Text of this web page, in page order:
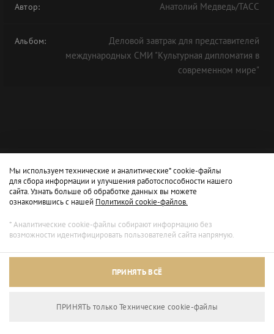
Архивный режим
Автор: Анатолий Медведь/ТАСС
Альбом:
Деловой завтрак для представителей
международных СМИ "Культурная дипломатия в
современном мире"
Мы используем технические и аналитические* cookie-файлы
для сбора информации и улучшения работоспособности нашего
сайта. Узнать больше об обработке данных вы можете
ознакомившись с нашей Политикой cookie-файлов.
* Аналитические cookie-файлы собирают информацию без
возможности идентифицировать пользователей сайта напрямую.
ПРИНЯТЬ ВСЁ
ПРИНЯТЬ только Технические сookie-файлы